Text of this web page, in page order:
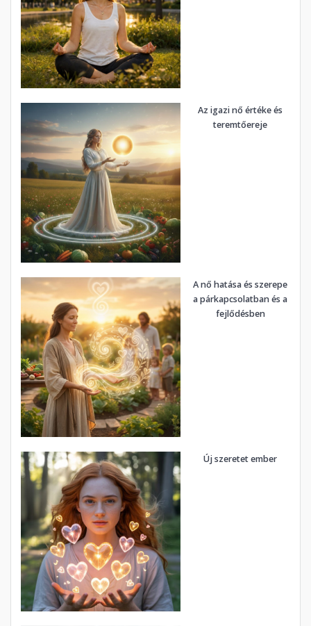
Az igazi nő értéke és
teremtőereje
A nő hatása és szerepe
a párkapcsolatban és a
fejlődésben
Új szeretet ember